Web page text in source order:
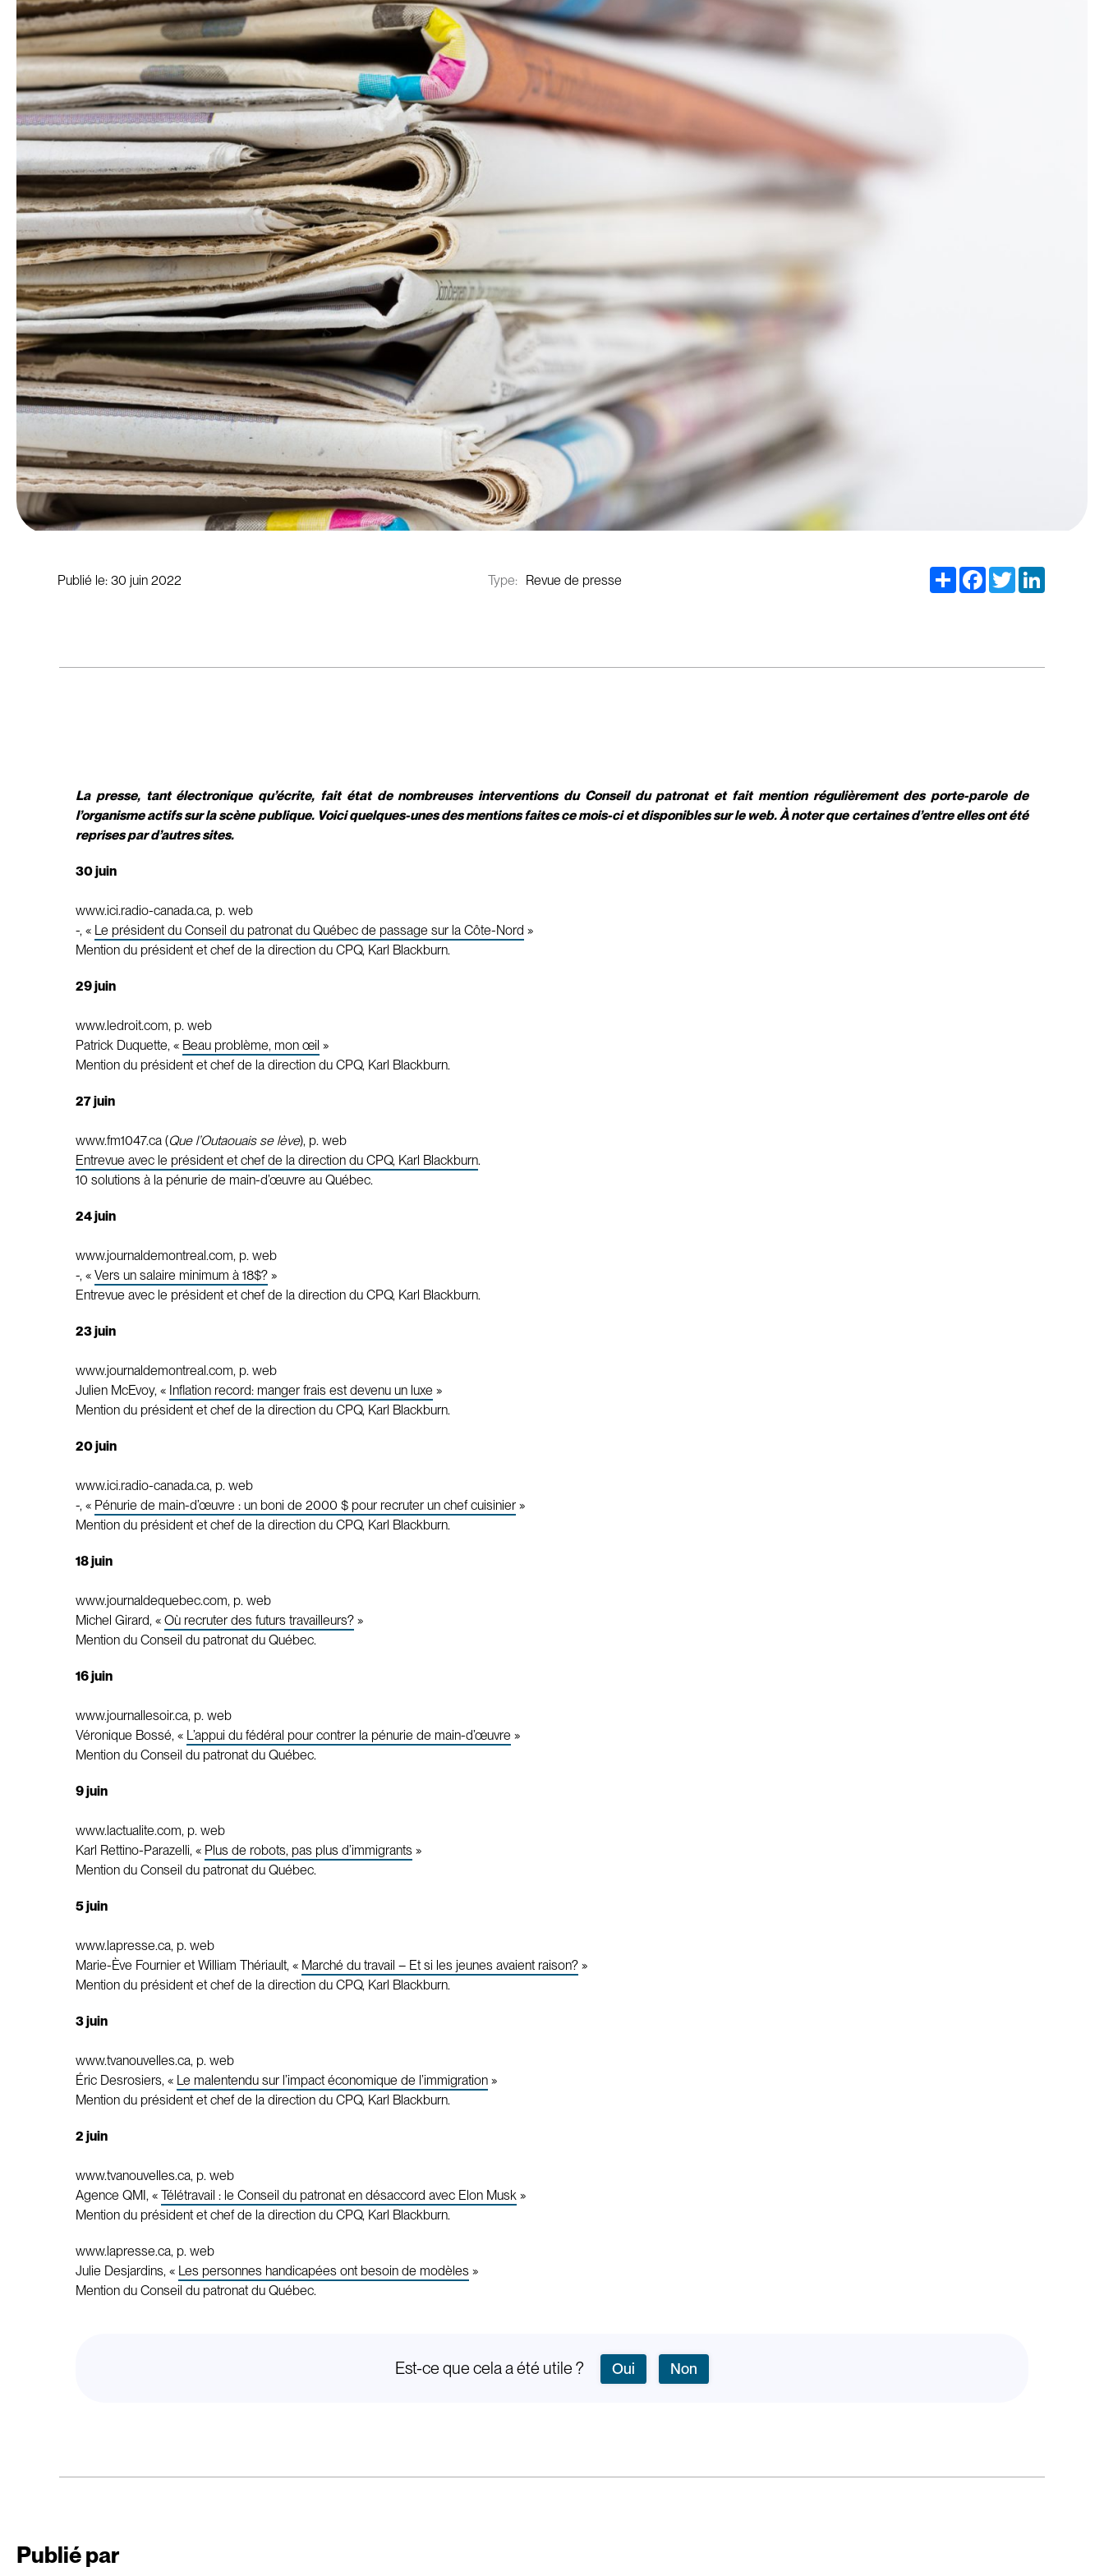
Publié le: 30 juin 2022 Type: Revue de presse Share Facebook
Twitter
La presse, tant électronique qu’écrite, fait état de nombreuses interventions du Conseil du patronat et fait mention régulièrement des porte-parole de
l’organisme actifs sur la scène publique. Voici quelques-unes des mentions faites ce mois-ci et disponibles sur le web. À noter que certaines d’entre elles ont été
reprises par d’autres sites.
30 juin
www.ici.radio-canada.ca, p. web
-, « Le président du Conseil du patronat du Québec de passage sur la Côte-Nord »
Mention du président et chef de la direction du CPQ, Karl Blackburn.
29 juin
www.ledroit.com, p. web
Patrick Duquette, « Beau problème, mon œil »
Mention du président et chef de la direction du CPQ, Karl Blackburn.
27 juin
www.fm1047.ca (Que l’Outaouais se lève), p. web
Entrevue avec le président et chef de la direction du CPQ, Karl Blackburn.
10 solutions à la pénurie de main-d’œuvre au Québec.
24 juin
www.journaldemontreal.com, p. web
-, « Vers un salaire minimum à 18$? »
Entrevue avec le président et chef de la direction du CPQ, Karl Blackburn.
23 juin
www.journaldemontreal.com, p. web
Julien McEvoy, « Inflation record: manger frais est devenu un luxe »
Mention du président et chef de la direction du CPQ, Karl Blackburn.
20 juin
www.ici.radio-canada.ca, p. web
-, « Pénurie de main-d’œuvre : un boni de 2000 $ pour recruter un chef cuisinier »
Mention du président et chef de la direction du CPQ, Karl Blackburn.
18 juin
www.journaldequebec.com, p. web
Michel Girard, « Où recruter des futurs travailleurs? »
Mention du Conseil du patronat du Québec.
16 juin
www.journallesoir.ca, p. web
Véronique Bossé, « L’appui du fédéral pour contrer la pénurie de main-d’œuvre »
Mention du Conseil du patronat du Québec.
9 juin
www.lactualite.com, p. web
Karl Rettino-Parazelli, « Plus de robots, pas plus d’immigrants »
Mention du Conseil du patronat du Québec.
5 juin
www.lapresse.ca, p. web
Marie-Ève Fournier et William Thériault, « Marché du travail – Et si les jeunes avaient raison? »
Mention du président et chef de la direction du CPQ, Karl Blackburn.
3 juin
www.tvanouvelles.ca, p. web
Éric Desrosiers, « Le malentendu sur l’impact économique de l’immigration »
Mention du président et chef de la direction du CPQ, Karl Blackburn.
2 juin
www.tvanouvelles.ca, p. web
Agence QMI, « Télétravail : le Conseil du patronat en désaccord avec Elon Musk »
Mention du président et chef de la direction du CPQ, Karl Blackburn.
www.lapresse.ca, p. web
Julie Desjardins, « Les personnes handicapées ont besoin de modèles »
Mention du Conseil du patronat du Québec.
Est-ce que cela a été utile ? Oui Non
Publié par